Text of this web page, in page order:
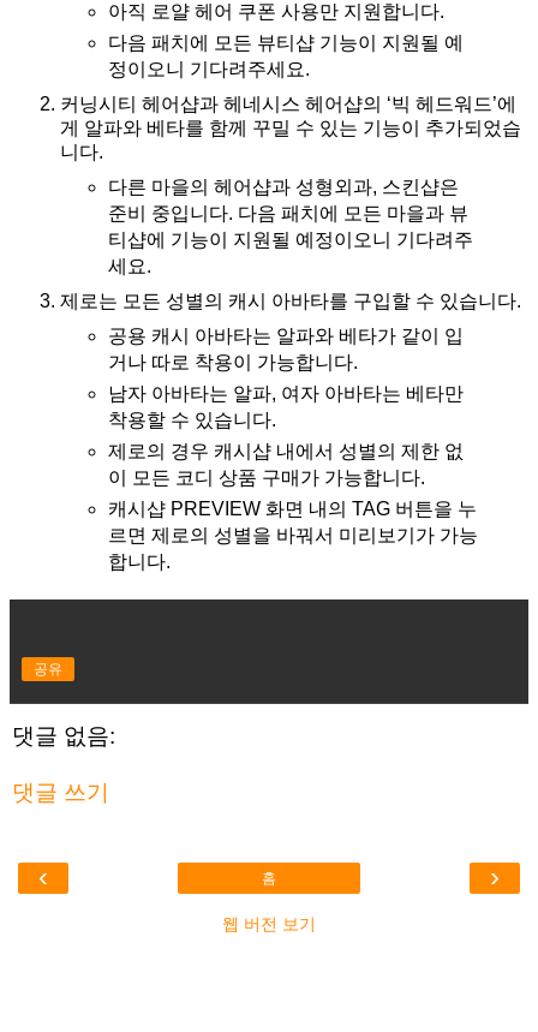
아직 로얄 헤어 쿠폰 사용만 지원합니다.
다음 패치에 모든 뷰티샵 기능이 지원될 예
정이오니 기다려주세요.
커닝시티 헤어샵과 헤네시스 헤어샵의 ‘빅 헤드워드’에
게 알파와 베타를 함께 꾸밀 수 있는 기능이 추가되었습
니다.
다른 마을의 헤어샵과 성형외과, 스킨샵은
준비 중입니다. 다음 패치에 모든 마을과 뷰
티샵에 기능이 지원될 예정이오니 기다려주
세요.
제로는 모든 성별의 캐시 아바타를 구입할 수 있습니다.
공용 캐시 아바타는 알파와 베타가 같이 입
거나 따로 착용이 가능합니다.
남자 아바타는 알파, 여자 아바타는 베타만
착용할 수 있습니다.
제로의 경우 캐시샵 내에서 성별의 제한 없
이 모든 코디 상품 구매가 가능합니다.
캐시샵 PREVIEW 화면 내의 TAG 버튼을 누
르면 제로의 성별을 바꿔서 미리보기가 가능
합니다.
공유
댓글 없음:
댓글 쓰기
‹ ›
홈
웹 버전 보기